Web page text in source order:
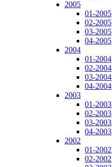
2005
01-2005
02-2005
03-2005
04-2005
2004
01-2004
02-2004
03-2004
04-2004
2003
01-2003
02-2003
03-2003
04-2003
2002
01-2002
02-2002